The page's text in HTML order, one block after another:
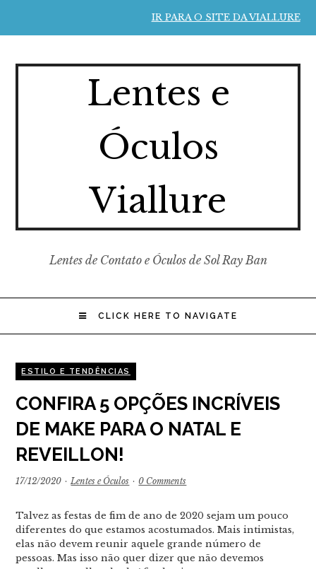
IR PARA O SITE DA VIALLURE
Lentes e
Óculos
Viallure
Lentes de Contato e Óculos de Sol Ray Ban
CLICK HERE TO NAVIGATE
ESTILO E TENDÊNCIAS
CONFIRA 5 OPÇÕES INCRÍVEIS
DE MAKE PARA O NATAL E
REVEILLON!
17/12/2020 · Lentes e Óculos · 0 Comments
Talvez as festas de fim de ano de 2020 sejam um pouco
diferentes do que estamos acostumados. Mais intimistas,
elas não devem reunir aquele grande número de
pessoas. Mas isso não quer dizer que não devemos